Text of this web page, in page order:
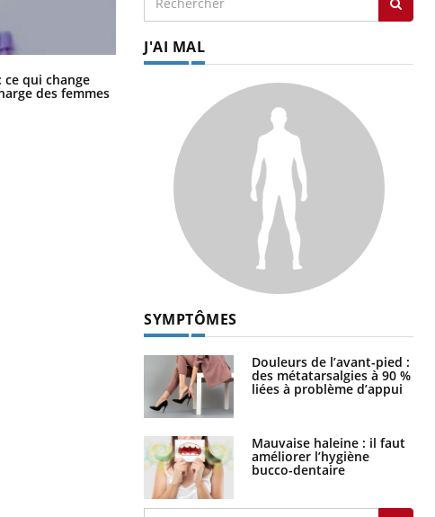
qui change
des femmes
J'AI MAL
SYMPTÔMES
Douleurs de l’avant-pied :
des métatarsalgies à 90 %
liées à problème d’appui
Mauvaise haleine : il faut
améliorer l’hygiène
bucco-dentaire